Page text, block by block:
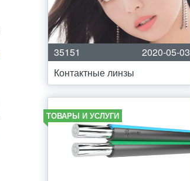
35151
2020-05-03
Контактные линзы
ТОВАРЫ И УСЛУГИ